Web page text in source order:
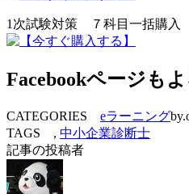
1次試験対策 ７科目一括購入
Facebookページも
CATEGORIES eラーニング
TAGS , 中小企業診断士
記事の投稿者